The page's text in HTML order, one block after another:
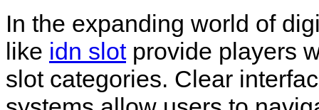
In the expanding world of
like idn slotprovide players
slot categories. Clear